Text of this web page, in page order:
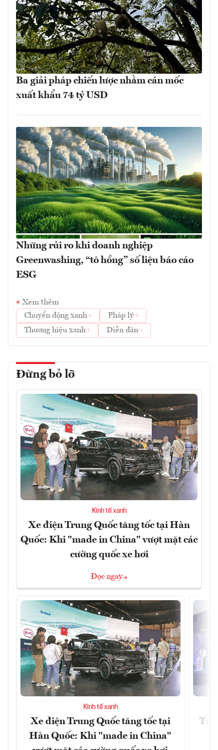
Ba giải pháp chiến lược nhằm cán mốc
xuất khẩu 74 tỷ USD
Những rủi ro khi doanh nghiệp
Greenwashing, “tô hồng” số liệu báo cáo
ESG
Xem thêm
Chuyển động xanh
Pháp lý
Thương hiệu xanh
Diễn đàn
Đừng bỏ lỡ
Kinh tế xanh
Xe điện Trung Quốc tăng tốc tại Hàn
Quốc: Khi "made in China" vượt mặt các
cường quốc xe hơi
Đọc ngay
Kinh tế xanh
Xe điện Trung Quốc tăng tốc tại
Hàn Quốc: Khi "made in China"